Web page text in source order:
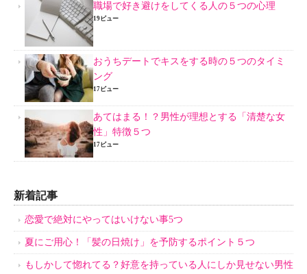
職場で好き避けをしてくる人の５つの心理
19ビュー
おうちデートでキスをする時の５つのタイミ
ング
17ビュー
あてはまる！？男性が理想とする「清楚な女
性」特徴５つ
17ビュー
新着記事
恋愛で絶対にやってはいけない事5つ
夏にご用心！「髪の日焼け」を予防するポイント５つ
もしかして惚れてる？好意を持っている人にしか見せない男性